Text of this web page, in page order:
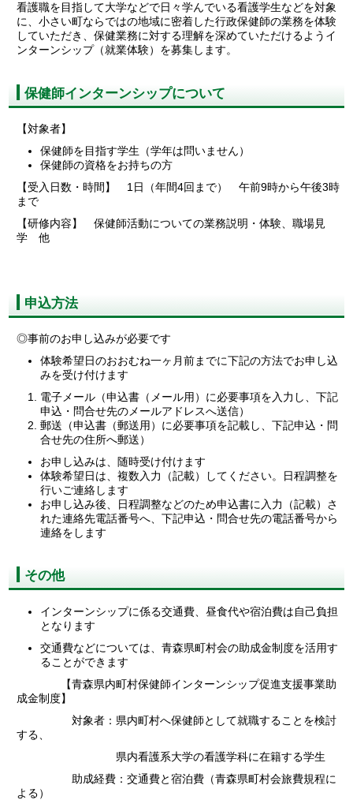
看護職を目指して大学などで日々学んでいる看護学生などを対象
に、小さい町ならではの地域に密着した行政保健師の業務を体験
していただき、保健業務に対する理解を深めていただけるようイ
ンターンシップ（就業体験）を募集します。
保健師インターンシップについて
【対象者】
保健師を目指す学生（学年は問いません）
保健師の資格をお持ちの方
【受入日数・時間】 1日（年間4回まで） 午前9時から午後3時
まで
【研修内容】 保健師活動についての業務説明・体験、職場見
学 他
申込方法
◎事前のお申し込みが必要です
体験希望日のおおむね一ヶ月前までに下記の方法でお申し込
みを受け付けます
電子メール（申込書（メール用）に必要事項を入力し、下記
申込・問合せ先のメールアドレスへ送信）
郵送（申込書（郵送用）に必要事項を記載し、下記申込・問
合せ先の住所へ郵送）
お申し込みは、随時受け付けます
体験希望日は、複数入力（記載）してください。日程調整を
行いご連絡します
お申し込み後、日程調整などのため申込書に入力（記載）さ
れた連絡先電話番号へ、下記申込・問合せ先の電話番号から
連絡をします
その他
インターンシップに係る交通費、昼食代や宿泊費は自己負担
となります
交通費などについては、青森県町村会の助成金制度を活用す
ることができます
【青森県内町村保健師インターンシップ促進支援事業助
成金制度】
対象者：県内町村へ保健師として就職することを検討
する、
県内看護系大学の看護学科に在籍する学生
助成経費：交通費と宿泊費（青森県町村会旅費規程に
よる）